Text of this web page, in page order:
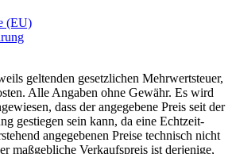
(EU)
geltenden gesetzlichen Mehrwertsteuer,
Alle Angaben ohne Gewähr. Es wird
dass der angegebene Preis seit der
gestiegen sein kann, da eine Echtzeit-
angegebenen Preise technisch nicht
maßgebliche Verkaufspreis ist derjenige,